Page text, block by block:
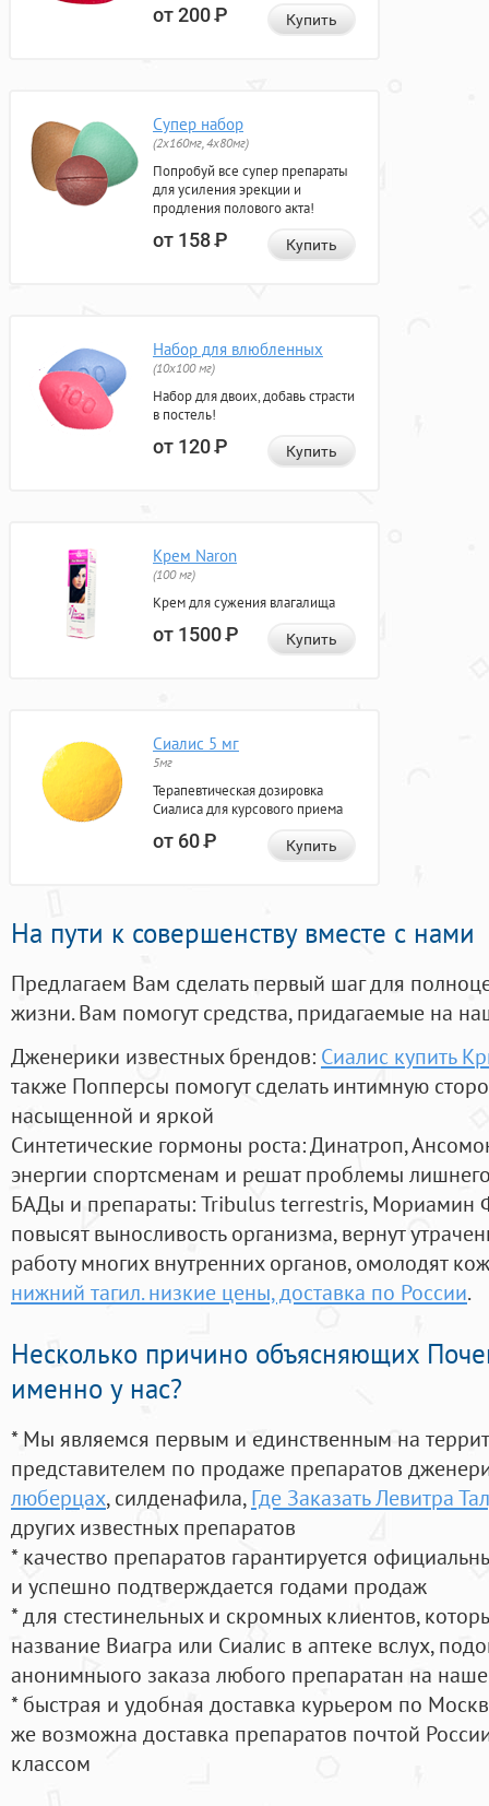
от 200Р Купить
Супер набор
(2х160мг, 4х80мг)
Попробуй все супер препараты
для усиления эрекции и
продления полового акта!
от 158Р Купить
Набор для влюбленных
(10х100 мг)
Набор для двоих, добавь страсти
в постель!
от 120Р Купить
Крем Naron
(100 мг)
Крем для сужения влагалища
от 1500Р Купить
Сиалис 5 мг
5мг
Терапевтическая дозировка
Сиалиса для курсового приема
от 60Р Купить
На пути к совершенству вместе с нами
Предлагаем Вам сделать первый шаг для
жизни. Вам помогут средства, придагаемые на
Дженерики известных брендов: Сиалис купить
также Попперсы помогут сделать интимную
насыщенной и яркой
Синтетические гормоны роста: Динатроп,
энергии спортсменам и решат проблемы
БАДы и препараты:Tribulus terrestris, Мориамин
повысят выносливость организма, вернут
работу многих внутренних органов, омолодят
нижний тагил. низкие цены, доставка по России.
Несколько причино объясняющих
именно у нас?
* Мы являемся первым и единственным на
представителем по продаже препаратов
люберцах, силденафила, Где Заказать Левитра
других известных препаратов
* качество препаратов гарантируется
и успешно подтверждается годами продаж
* для стестинельных и скромных клиентов,
название Виагра или Сиалис в аптеке вслух,
анонимныого заказа любого препаратан на
* быстрая и удобная доставка курьером по
же возможна доставка препаратов почтой
классом